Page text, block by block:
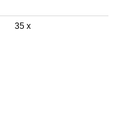
35 x